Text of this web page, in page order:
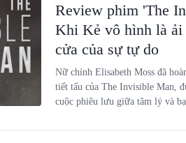
Review phim 'The
Khi Kẻ vô hình là ải
cửa của sự tự do
Nữ chính Elisabeth Moss đã
tiết tấu của The Invisible Man,
cuộc phiêu lưu giữa tâm lý và